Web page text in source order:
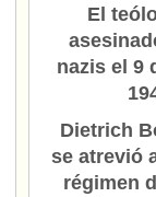
El
nazis el 9
Dietrich
se atrevió
régimen